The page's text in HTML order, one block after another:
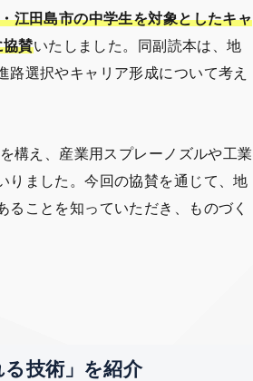
江田島市の中学生を対象としたキャ
協賛いたしました。同副読本は、地
選択やキャリア形成について考え
構え、産業用スプレーノズルや工業
りました。今回の協賛を通じて、地
ことを知っていただき、ものづく
技術」を紹介